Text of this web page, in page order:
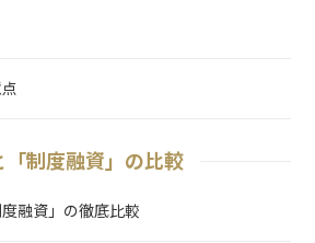
「制度融資」の比較
融資」の徹底比較